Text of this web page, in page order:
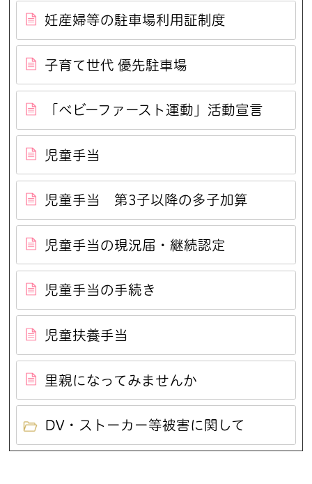
妊産婦等の駐車場利用証制度
子育て世代 優先駐車場
「ベビーファースト運動」活動宣言
児童手当
児童手当 第3子以降の多子加算
児童手当の現況届・継続認定
児童手当の手続き
児童扶養手当
里親になってみませんか
DV・ストーカー等被害に関して